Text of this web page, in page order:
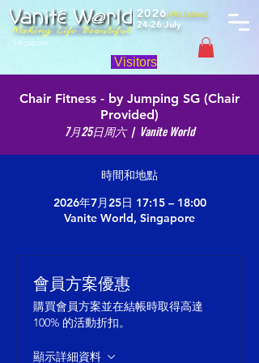
2026(4th Edition)
24-26 July
Singapore
Visitors
Chair Fitness - by Jumping SG (Chair
Provided)
7月25日周六
  |
Vanite World
時間和地點
2026年7月25日 17:15 – 18:00
Vanite World, Singapore
會員方案優惠
購買會員方案並在結帳時取得高達
100% 的活動折扣。
顯示詳細資料